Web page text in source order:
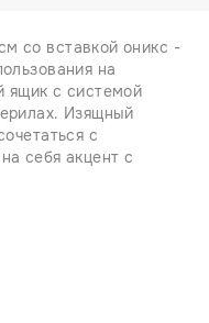
со вставкой оникс -
на
ящик с системой
Изящный
с
себя акцент с